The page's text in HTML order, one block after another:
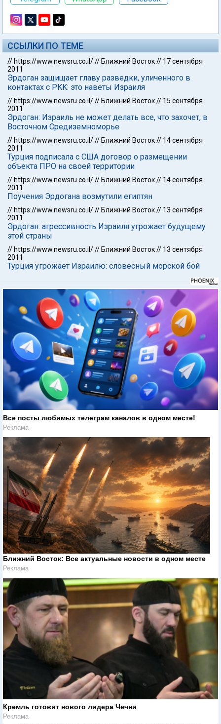
ССЫЛКИ ПО ТЕМЕ
// https://www.newsru.co.il/// Ближний Восток// 17 сентября
2011
Эрдоган защищает главу разведки, уличенного в
контактах с PKK: это наветы Израиля
// https://www.newsru.co.il/// Ближний Восток// 15 сентября
2011
Эрдоган: Израиль не может делать все, что захочет, в
Восточном Средиземноморье
// https://www.newsru.co.il/// Ближний Восток// 14 сентября
2011
Турция подписала с США договор о размещении
объекта ПРО на своей территории
// https://www.newsru.co.il/// Ближний Восток// 14 сентября
2011
Поучения Эрдогана возмутили египтян
// https://www.newsru.co.il/// Ближний Восток// 13 сентября
2011
Эрдоган: агрессивность Израиля угрожает будущему
этой страны
// https://www.newsru.co.il/// Ближний Восток// 13 сентября
2011
Турция угрожает Израилю: словесный морской бой
Все посты любимых телеграм каналов в одном месте!
Реклама
Ближний Восток: Все актуальные новости в одном месте
Реклама
Кремль готовит нового лидера Чечни
Реклама